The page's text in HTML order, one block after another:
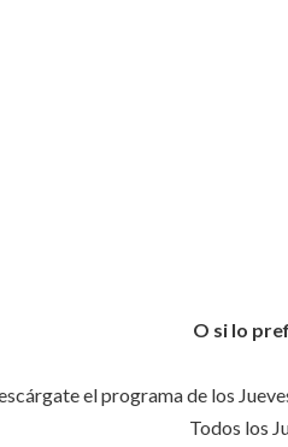
O si lo
el programa de los
Todos los